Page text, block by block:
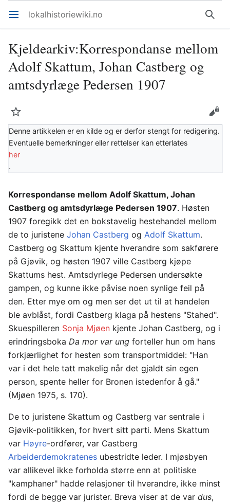
Åpne hovedmenyen lokalhistoriewiki.no Søk
Kjeldearkiv:Korrespondanse mellom
Adolf Skattum, Johan Castberg og
amtsdyrlæge Pedersen 1907
Overvåk Rediger
Denne artikkelen er en kilde og er derfor stengt for redigering.
Eventuelle bemerkninger eller rettelser kan etterlates
her
.
Korrespondanse mellom Adolf Skattum, Johan
Castberg og amtsdyrlæge Pedersen 1907. Høsten
1907 foregikk det en bokstavelig hestehandel mellom
de to juristene Johan Castberg og Adolf Skattum.
Castberg og Skattum kjente hverandre som sakførere
på Gjøvik, og høsten 1907 ville Castberg kjøpe
Skattums hest. Amtsdyrlege Pedersen undersøkte
gampen, og kunne ikke påvise noen synlige feil på
den. Etter mye om og men ser det ut til at handelen
ble avblåst, fordi Castberg klaga på hestens "Stahed".
Skuespilleren Sonja Mjøen kjente Johan Castberg, og i
erindringsboka Da mor var ung forteller hun om hans
forkjærlighet for hesten som transportmiddel: "Han
var i det hele tatt makelig når det gjaldt sin egen
person, spente heller for Bronen istedenfor å gå."
(Mjøen 1975, s. 170).
De to juristene Skattum og Castberg var sentrale i
Gjøvik-politikken, for hvert sitt parti. Mens Skattum
var Høyre-ordfører, var Castberg
Arbeiderdemokratenes ubestridte leder. I mjøsbyen
var allikevel ikke forholda større enn at politiske
"kamphaner" hadde relasjoner til hverandre, ikke minst
fordi de begge var jurister. Breva viser at de var dus,